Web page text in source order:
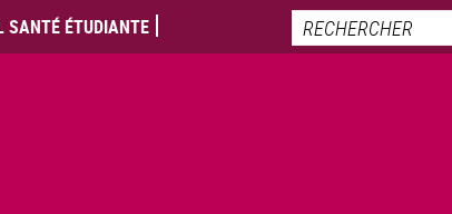
SANTÉ ÉTUDIANTE